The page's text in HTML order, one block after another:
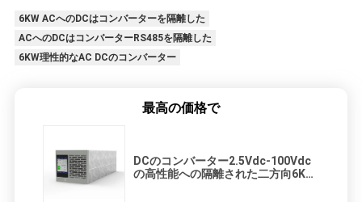
6KW ACへのDCはコンバーターを隔離した
ACへのDCはコンバーターRS485を隔離した
6KW理性的なAC DCのコンバーター
最高の価格で
DCのコンバーター2.5Vdc-100Vdc
の高性能への隔離された二方向6KW